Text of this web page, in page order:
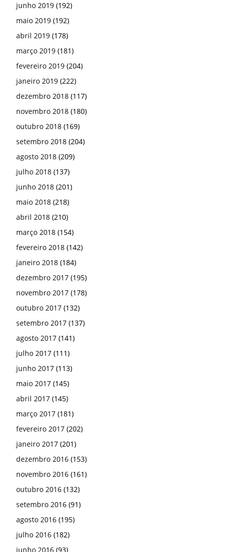
junho 2019 (192)
maio 2019 (192)
abril 2019 (178)
março 2019 (181)
fevereiro 2019 (204)
janeiro 2019 (222)
dezembro 2018 (117)
novembro 2018 (180)
outubro 2018 (169)
setembro 2018 (204)
agosto 2018 (209)
julho 2018 (137)
junho 2018 (201)
maio 2018 (218)
abril 2018 (210)
março 2018 (154)
fevereiro 2018 (142)
janeiro 2018 (184)
dezembro 2017 (195)
novembro 2017 (178)
outubro 2017 (132)
setembro 2017 (137)
agosto 2017 (141)
julho 2017 (111)
junho 2017 (113)
maio 2017 (145)
abril 2017 (145)
março 2017 (181)
fevereiro 2017 (202)
janeiro 2017 (201)
dezembro 2016 (153)
novembro 2016 (161)
outubro 2016 (132)
setembro 2016 (91)
agosto 2016 (195)
julho 2016 (182)
junho 2016 (93)